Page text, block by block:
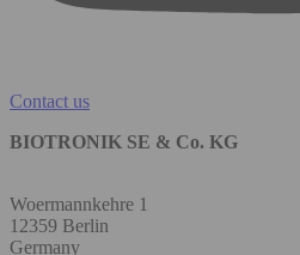
Contact us
BIOTRONIK SE & Co. KG
Woermannkehre 1
12359 Berlin
Germany